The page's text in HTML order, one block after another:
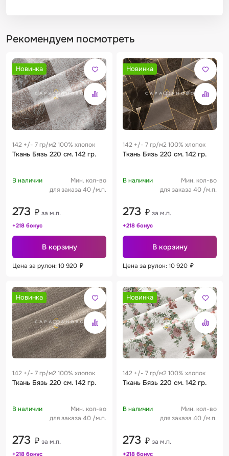
Рекомендуем посмотреть
Новинка
142 +/- 7 гр/м2 100% хлопок
Ткань Бязь 220 см. 142 гр.
В наличии
Мин. кол-во
для заказа 40 /м.п.
273 ₽ за м.п.
+218 бонус
В корзину
Цена за рулон: 10 920 ₽
Новинка
142 +/- 7 гр/м2 100% хлопок
Ткань Бязь 220 см. 142 гр.
В наличии
Мин. кол-во
для заказа 40 /м.п.
273 ₽ за м.п.
+218 бонус
В корзину
Цена за рулон: 10 920 ₽
Новинка
142 +/- 7 гр/м2 100% хлопок
Ткань Бязь 220 см. 142 гр.
В наличии
Мин. кол-во
для заказа 40 /м.п.
273 ₽ за м.п.
+218 бонус
Новинка
142 +/- 7 гр/м2 100% хлопок
Ткань Бязь 220 см. 142 гр.
В наличии
Мин. кол-во
для заказа 40 /м.п.
273 ₽ за м.п.
+218 бонус